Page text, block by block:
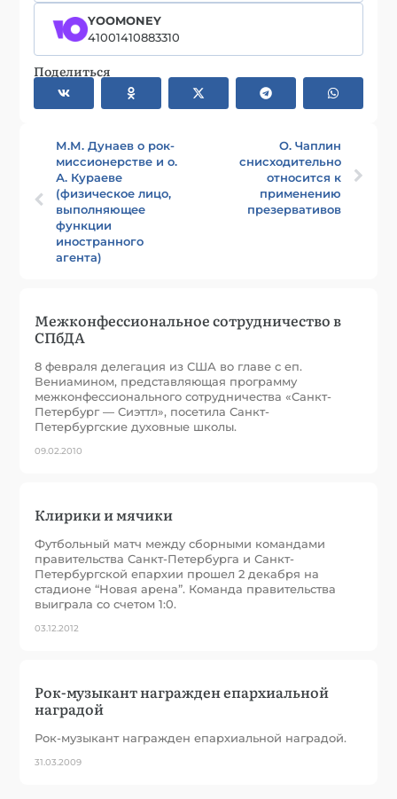
YOOMONEY
41001410883310
Поделиться
М.М. Дунаев о рок-
миссионерстве и о.
А. Кураеве
(физическое лицо,
выполняющее
функции
иностранного
агента)
О. Чаплин
снисходительно
относится к
применению
презервативов
Межконфессиональное сотрудничество в
СПбДА
8 февраля делегация из США во главе с еп.
Вениамином, представляющая программу
межконфессионального сотрудничества «Санкт-
Петербург ― Сиэттл», посетила Санкт-
Петербургские духовные школы.
09.02.2010
Клирики и мячики
Футбольный матч между сборными командами
правительства Санкт-Петербурга и Санкт-
Петербургской епархии прошел 2 декабря на
стадионе “Новая арена”. Команда правительства
выиграла со счетом 1:0.
03.12.2012
Рок-музыкант награжден епархиальной
наградой
Рок-музыкант награжден епархиальной наградой.
31.03.2009